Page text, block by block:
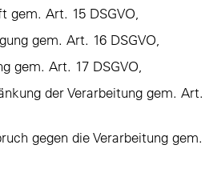
gem. Art. 15 DSGVO,
gem. Art. 16 DSGVO,
gem. Art. 17 DSGVO,
der Verarbeitung gem. Art.
gegen die Verarbeitung gem.